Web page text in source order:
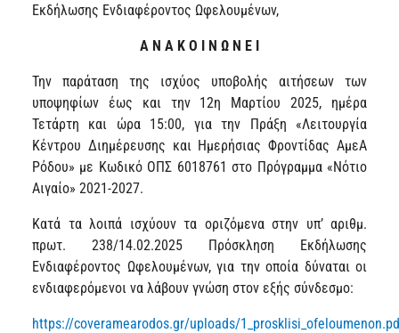
Εκδήλωσης Ενδιαφέροντος Ωφελουμένων,
Α Ν Α Κ Ο Ι Ν Ω Ν Ε Ι
Την παράταση της ισχύος υποβολής αιτήσεων των
υποψηφίων έως και την 12η Μαρτίου 2025, ημέρα
Τετάρτη και ώρα 15:00, για την Πράξη «Λειτουργία
Κέντρου Διημέρευσης και Ημερήσιας Φροντίδας ΑμεΑ
Ρόδου» με Κωδικό ΟΠΣ 6018761 στο Πρόγραμμα «Νότιο
Αιγαίο» 2021-2027.
Κατά τα λοιπά ισχύουν τα οριζόμενα στην υπ’ αριθμ.
πρωτ. 238/14.02.2025 Πρόσκληση Εκδήλωσης
Ενδιαφέροντος Ωφελουμένων, για την οποία δύναται οι
ενδιαφερόμενοι να λάβουν γνώση στον εξής σύνδεσμο:
https://coveramearodos.gr/uploads/